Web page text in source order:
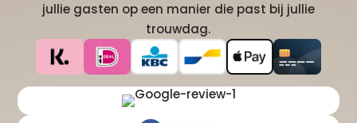
jullie gasten op een manier die past bij jullie
trouwdag.